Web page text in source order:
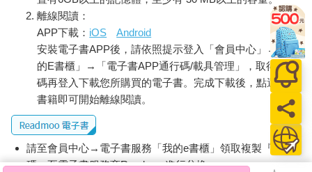
多難受。
盤子因糖果一顆顆被取走而變輕，小腿倒是越來越重，彷彿全身
的倦意往下沉澱，吳依光的雙腳在婚紗裙撐的遮蔽下，調換了幾
次重心。母親來了，跟父親一起，吳家鵬的眼中有碎碎的淚光，
他看著女兒，又看向謝維哲，你們以後就是一個家了，要彼此扶
持，知道嗎？吳依光沉默，貌似猶豫地，點了點頭，倒是謝維
哲，他似乎感應到空氣之中瀰漫著某種緊張，他笑得有些用力，
說，知道了，爸爸。
母親瞅著吳依光，這也是她的才華之一，她僅憑眼神就能製造出
「場域」，以現在來說，吳依光猜想，謝維哲再怎麼遲鈍，似乎
也感知到，世界上，有些事他一輩子也無法介入。吳依光的脖子
離線閱讀：
APP下載： iOS
Android
安裝電子書APP後，請依照提示登入「會員中心」→「我
的E書櫃」→「電子書APP通行碼/載具管理」，取得通行
碼再登入下載您所購買的電子書。完成下載後，點選任一
書籍即可開始離線閱讀。
請至會員中心→電子書服務「我的e書櫃」領取複製『兌換
碼』至電子書服務商Readmoo進行兌換。